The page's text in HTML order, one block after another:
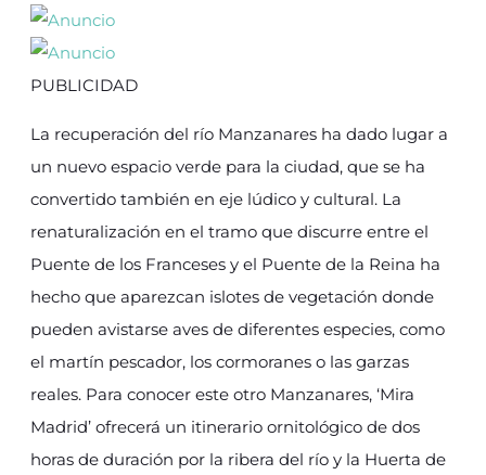
PUBLICIDAD
La recuperación del río Manzanares ha dado lugar a
un nuevo espacio verde para la ciudad, que se ha
convertido también en eje lúdico y cultural. La
renaturalización en el tramo que discurre entre el
Puente de los Franceses y el Puente de la Reina ha
hecho que aparezcan islotes de vegetación donde
pueden avistarse aves de diferentes especies, como
el martín pescador, los cormoranes o las garzas
reales. Para conocer este otro Manzanares, ‘Mira
Madrid’ ofrecerá un itinerario ornitológico de dos
horas de duración por la ribera del río y la Huerta de